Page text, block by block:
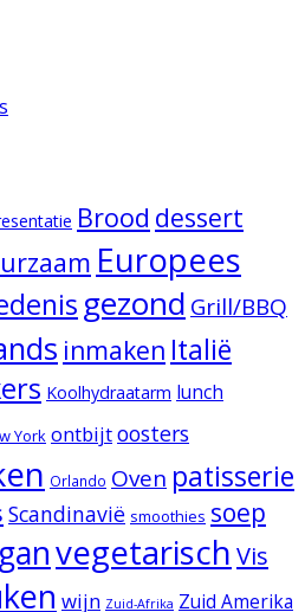
Brood dessert
Europees
gezond Grill/BBQ
inmaken Italië
Koolhydraatarm lunch
York ontbijtoosters
Orlando Oven patisserie
Scandinavië smoothies soep
vegetarisch Vis
wijn Zuid-Afrika Zuid Amerika